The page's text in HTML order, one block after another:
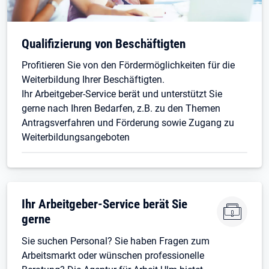
Qualifizierung von Beschäftigten
Profitieren Sie von den Fördermöglichkeiten für die
Weiterbildung Ihrer Beschäftigten.
Ihr Arbeitgeber-Service berät und unterstützt Sie
gerne nach Ihren Bedarfen, z.B. zu den Themen
Antragsverfahren und Förderung sowie Zugang zu
Weiterbildungsangeboten
Ihr Arbeitgeber-Service berät Sie
gerne
Sie suchen Personal? Sie haben Fragen zum
Arbeitsmarkt oder wünschen professionelle